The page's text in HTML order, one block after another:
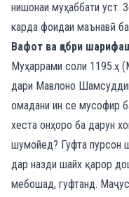
нишонаи муҳаббати уст.
карда фоидаи маънавӣ
Вафот ва қабри
Муҳаррами соли 1195.ҳ
дари Мавлоно
омадани ин се мусофир
хеста онҳоро ба дарун
шумойед? Гуфта пурсон
дар назди шайх қарор
мебошад, гуфтанд.